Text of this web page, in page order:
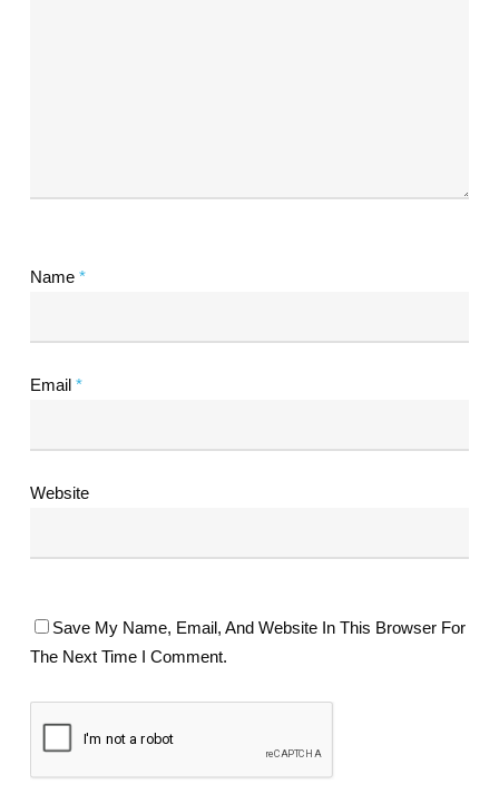
Name *
Email *
Website
Save My Name, Email, And Website In This Browser For
The Next Time I Comment.